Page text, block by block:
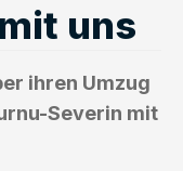
uns
ihren Umzug
Severin mit